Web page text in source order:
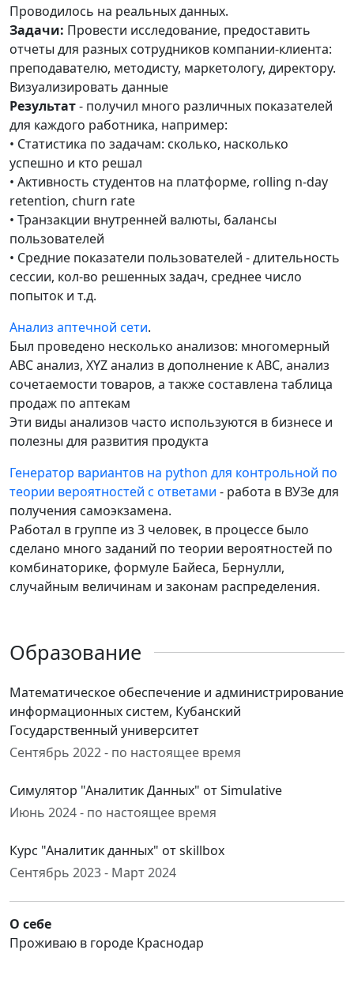
Проводилось на реальных данных.
Задачи: Провести исследование, предоставить
отчеты для разных сотрудников компании-клиента:
преподавателю, методисту, маркетологу, директору.
Визуализировать данные
Результат- получил много различных показателей
для каждого работника, например:
• Статистика по задачам: сколько, насколько
успешно и кто решал
• Активность студентов на платформе, rolling n-day
retention, churn rate
• Транзакции внутренней валюты, балансы
пользователей
• Средние показатели пользователей - длительность
сессии, кол-во решенных задач, среднее число
попыток и т.д.
Анализ аптечной сети.
Был проведено несколько анализов: многомерный
ABC анализ, XYZ анализ в дополнение к ABC, анализ
сочетаемости товаров, а также составлена таблица
продаж по аптекам
Эти виды анализов часто используются в бизнесе и
полезны для развития продукта
Генератор вариантов на python для контрольной по
теории вероятностей с ответами - работа в ВУЗе для
получения самоэкзамена.
Работал в группе из 3 человек, в процессе было
сделано много заданий по теории вероятностей по
комбинаторике, формуле Байеса, Бернулли,
случайным величинам и законам распределения.
Образование
Математическое обеспечение и администрирование
информационных систем, Кубанский
Государственный университет
Сентябрь 2022 - по настоящее время
Симулятор "Аналитик Данных" от Simulative
Июнь 2024 - по настоящее время
Курс "Аналитик данных" от skillbox
Сентябрь 2023 - Март 2024
О себе
Проживаю в городе Краснодар